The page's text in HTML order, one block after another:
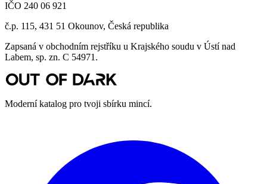
IČO 240 06 921
č.p. 115, 431 51 Okounov, Česká republika
Zapsaná v obchodním rejstříku u Krajského soudu v Ústí nad
Labem, sp. zn. C 54971.
Moderní katalog pro tvoji sbírku mincí.